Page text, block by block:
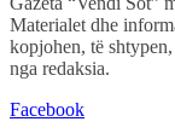
Materialet dhe
kopjohen, të
nga redaksia.
Facebook